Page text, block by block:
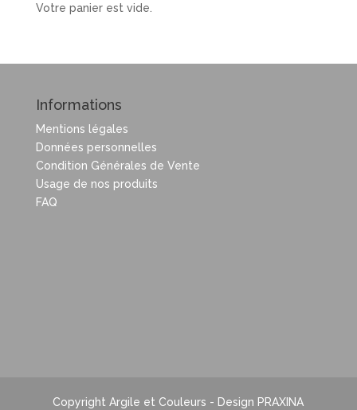
Votre panier est vide.
Informations
Mentions légales
Données personnelles
Condition Générales de Vente
Usage de nos produits
FAQ
Copyright Argile et Couleurs - Design PRAXINA